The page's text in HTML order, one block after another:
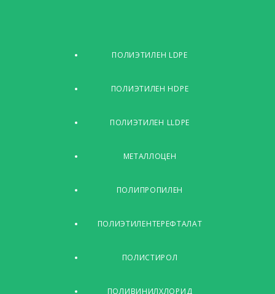
ПОЛИЭТИЛЕН LDPE
ПОЛИЭТИЛЕН HDPE
ПОЛИЭТИЛЕН LLDPE
МЕТАЛЛОЦЕН
ПОЛИПРОПИЛЕН
ПОЛИЭТИЛЕНТЕРЕФТАЛАТ
ПОЛИСТИРОЛ
ПОЛИВИНИЛХЛОРИД